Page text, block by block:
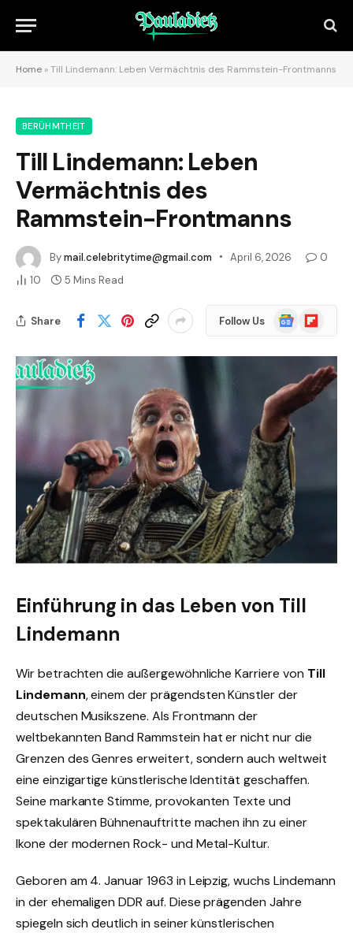
Home »Till Lindemann: Leben Vermächtnis des Rammstein-Frontmanns
BERÜHMTHEIT
Till Lindemann: Leben
Vermächtnis des
Rammstein-Frontmanns
Bymail.celebritytime@gmail.com April 6, 2026
0
10
5 Mins Read
Share Follow Us
Google
News
Flipboard
Einführung in das Leben von Till
Lindemann
Wir betrachten die außergewöhnliche Karriere von Till
Lindemann, einem der prägendsten Künstler der
deutschen Musikszene. Als Frontmann der
weltbekannten Band Rammstein hat er nicht nur die
Grenzen des Genres erweitert, sondern auch weltweit
eine einzigartige künstlerische Identität geschaffen.
Seine markante Stimme, provokanten Texte und
spektakulären Bühnenauftritte machen ihn zu einer
Ikone der modernen Rock- und Metal-Kultur.
Geboren am 4. Januar 1963 in Leipzig, wuchs Lindemann
in der ehemaligen DDR auf. Diese prägenden Jahre
spiegeln sich deutlich in seiner künstlerischen